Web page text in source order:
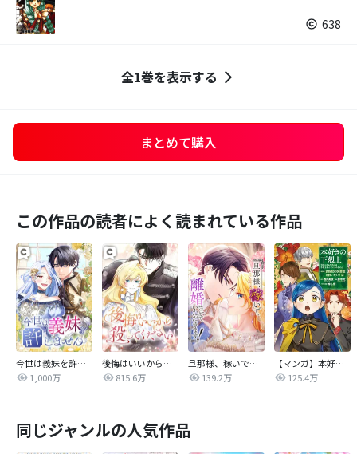
638
全1巻を表示する
まとめて購入
この作品の読者によく読まれている作品
今世は義妹を許しません
1,000万
後悔はいいから殺してください
815.6万
旦那様、稼いで離婚させていただきます！
139.2万
【マンガ】本好きの下剋上 第四部
125.4万
同じジャンルの人気作品